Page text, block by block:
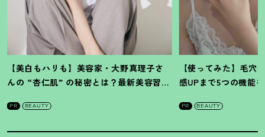
【美白もハリも】美容家・大野真理子さ
んの “杏仁肌” の秘密とは ？ 最新美容習慣
PR BEAUTY
【使ってみた】毛穴
感UPまで5つの機能
PR BEAUTY